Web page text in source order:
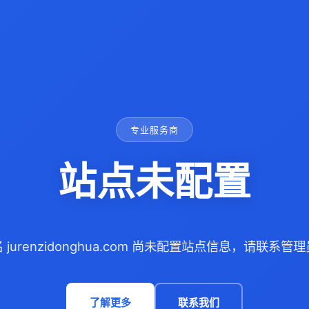
专业服务商
站点未配置
jurenzidonghua.com 尚未配置站点信息，请联系管理
了解更多 联系我们